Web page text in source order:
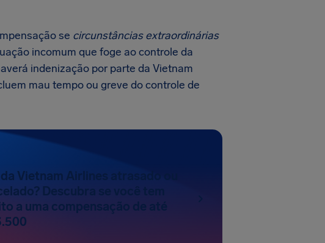
se circunstâncias extraordinárias
incomum que foge ao controle da
indenização por parte da Vietnam
mau tempo ou greve do controle de
Vietnam Airlines atrasado ou
Descubra se você tem
a uma compensação de até